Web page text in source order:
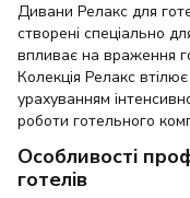
Дивани Релакс для
створені спеціально
впливає на враження
Колекція Релакс
урахуванням
роботи готельного
Особливості
готелів